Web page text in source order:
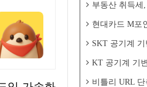
부동산 취득세
현대카드 M포
SKT 공기계
KT 공기계 기
비틀리 URL